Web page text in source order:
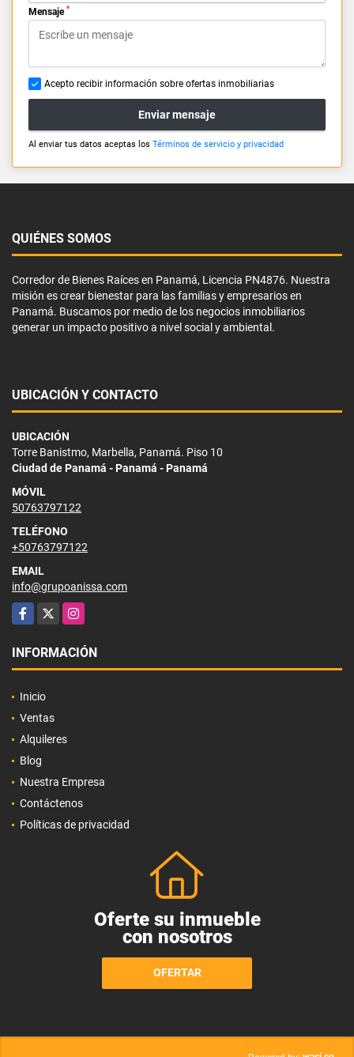
Mensaje *
Acepto recibir información sobre ofertas inmobiliarias
Enviar mensaje
Al enviar tus datos aceptas los Términos de servicio y privacidad
QUIÉNES SOMOS
Corredor de Bienes Raíces en Panamá, Licencia PN4876. Nuestra
misión es crear bienestar para las familias y empresarios en
Panamá. Buscamos por medio de los negocios inmobiliarios
generar un impacto positivo a nivel social y ambiental.
UBICACIÓN Y CONTACTO
UBICACIÓN
Torre Banistmo, Marbella, Panamá. Piso 10
Ciudad de Panamá - Panamá - Panamá
MÓVIL
50763797122
TELÉFONO
+50763797122
EMAIL
info@grupoanissa.com
Facebook
X Instagram
INFORMACIÓN
Inicio
Ventas
Alquileres
Blog
Nuestra Empresa
Contáctenos
Políticas de privacidad
Oferte su inmueble
con nosotros
OFERTAR